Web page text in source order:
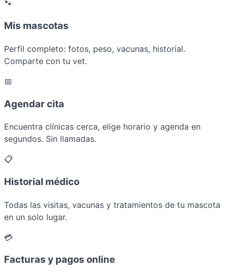
🐾
Mis mascotas
Perfil completo: fotos, peso, vacunas, historial.
Comparte con tu vet.
📅
Agendar cita
Encuentra clínicas cerca, elige horario y agenda en
segundos. Sin llamadas.
📋
Historial médico
Todas las visitas, vacunas y tratamientos de tu mascota
en un solo lugar.
💳
Facturas y pagos online